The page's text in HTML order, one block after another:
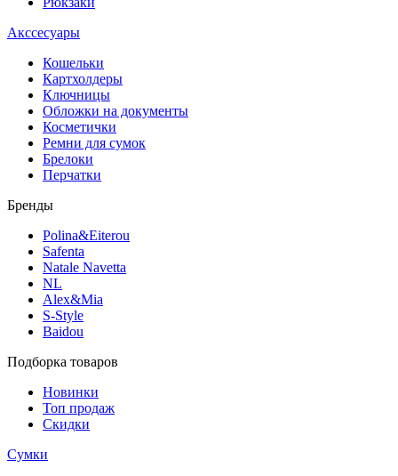
Акссесуары
Кошельки
Картхолдеры
Ключницы
Обложки на документы
Косметички
Ремни для сумок
Брелоки
Перчатки
Бренды
Polina&Eiterou
Safenta
Natale Navetta
NL
Alex&Mia
S-Style
Baidou
Подборка товаров
Новинки
Топ продаж
Скидки
Сумки